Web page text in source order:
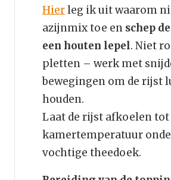
Hierleg ik uit waarom
azijnmix toe en schep
een houten lepel. Niet
pletten – werk met
bewegingen om de rijst
houden.
Laat de rijst afkoelen tot
kamertemperatuur
vochtige theedoek.